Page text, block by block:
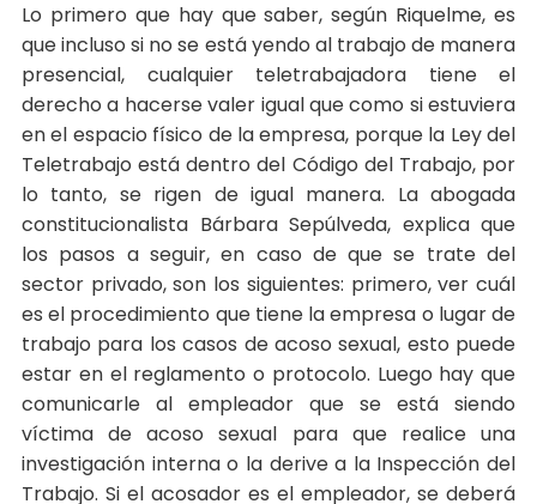
Lo primero que hay que saber, según Riquelme, es
que incluso si no se está yendo al trabajo de manera
presencial, cualquier teletrabajadora tiene el
derecho a hacerse valer igual que como si estuviera
en el espacio físico de la empresa, porque la Ley del
Teletrabajo está dentro del Código del Trabajo, por
lo tanto, se rigen de igual manera. La abogada
constitucionalista Bárbara Sepúlveda, explica que
los pasos a seguir, en caso de que se trate del
sector privado, son los siguientes: primero, ver cuál
es el procedimiento que tiene la empresa o lugar de
trabajo para los casos de acoso sexual, esto puede
estar en el reglamento o protocolo. Luego hay que
comunicarle al empleador que se está siendo
víctima de acoso sexual para que realice una
investigación interna o la derive a la Inspección del
Trabajo. Si el acosador es el empleador, se deberá